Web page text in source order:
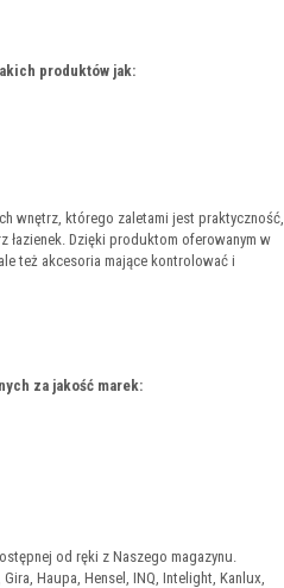
produktów jak:
wnętrz, którego zaletami jest praktyczność,
Dzięki produktom oferowanym w
też akcesoria mające kontrolować i
za jakość marek:
od ręki z Naszego magazynu.
Haupa, Hensel, INQ, Intelight, Kanlux,